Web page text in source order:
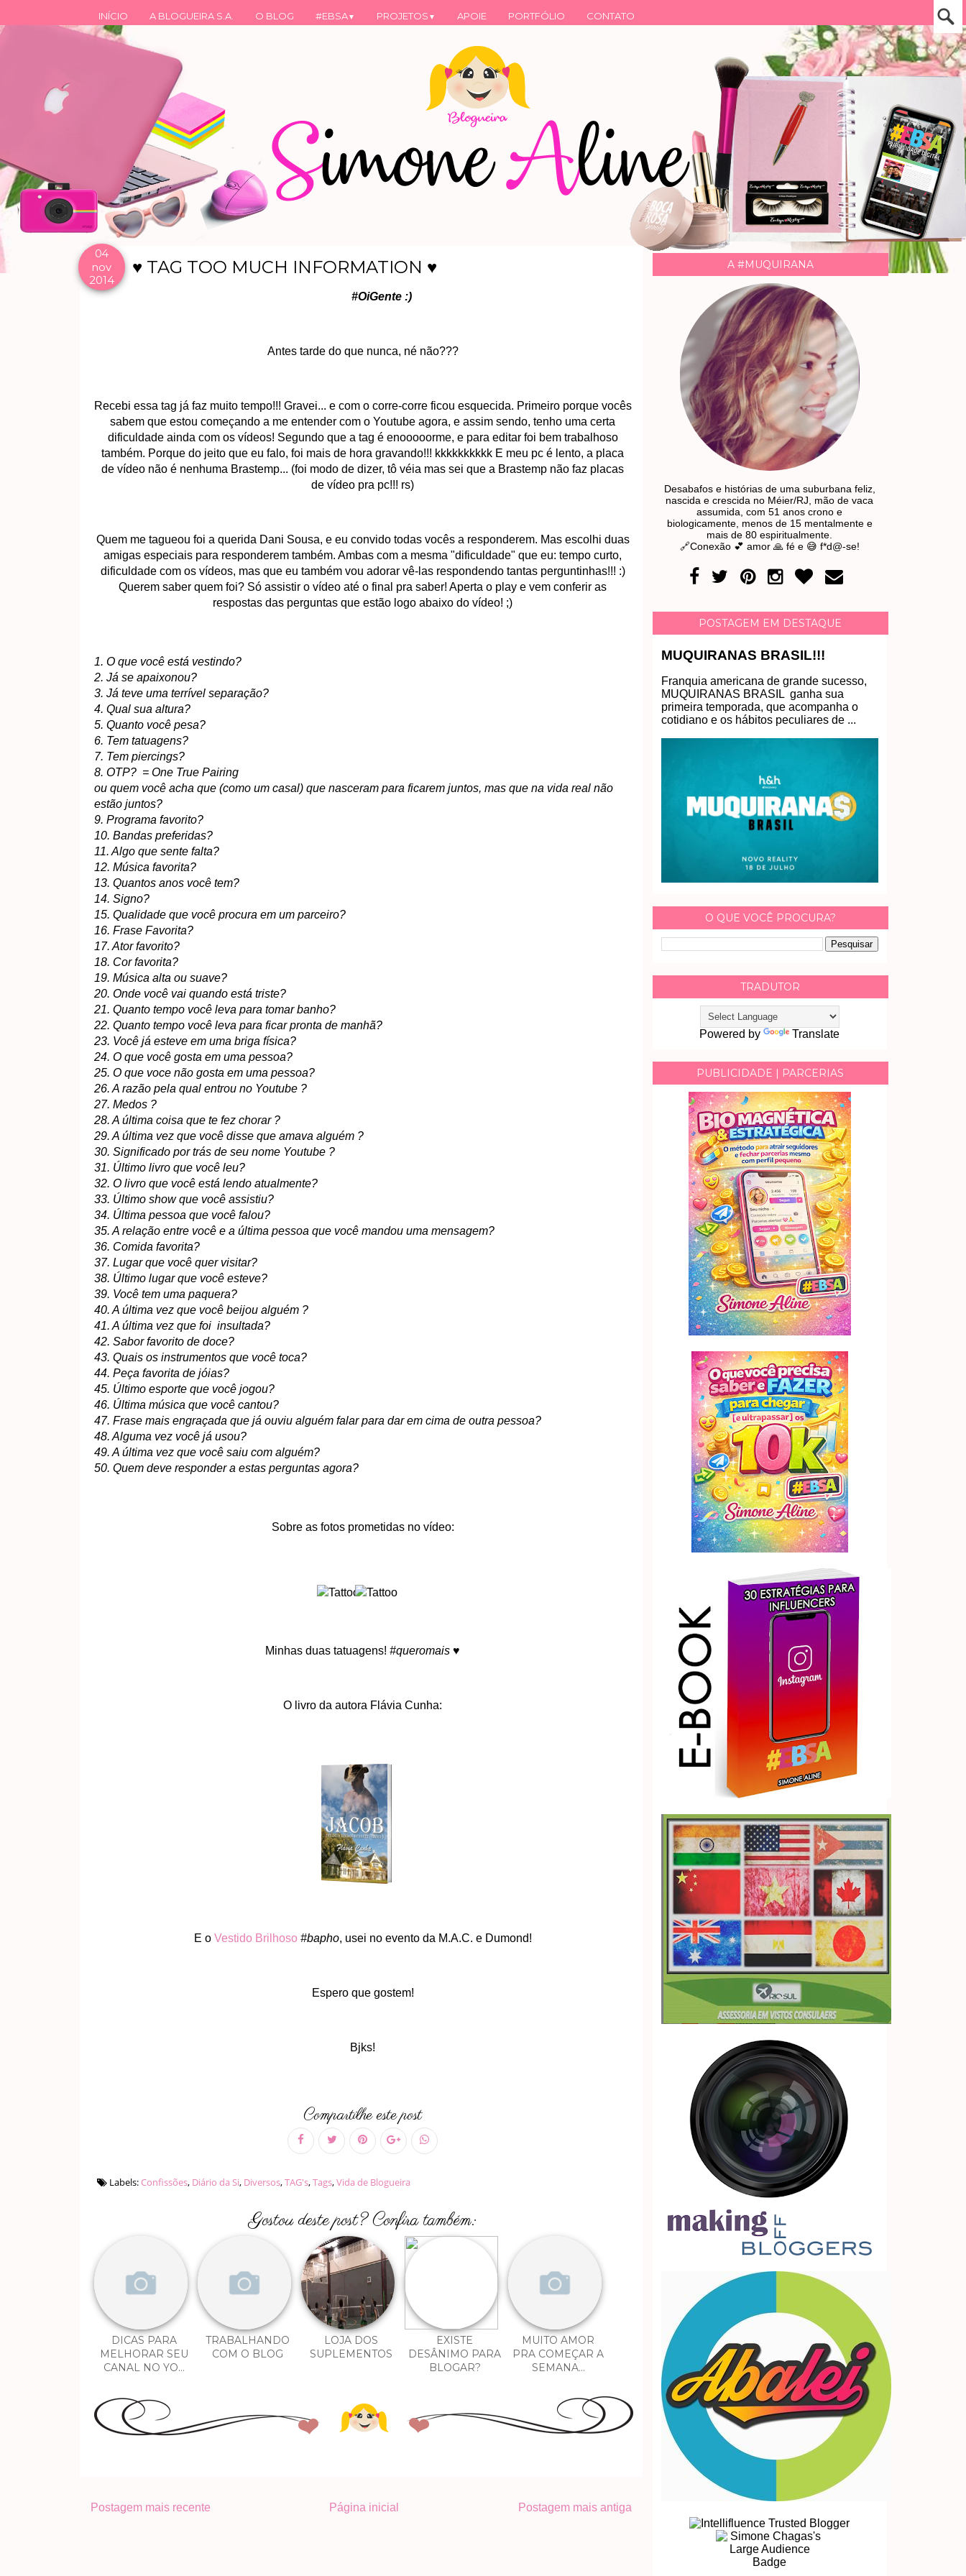
INÍCIO A BLOGUEIRA S.A. O BLOG #EBSA▼ PROJETOS ▼ APOIE PORTFÓLIO CONTATO
04
nov
2014
♥ TAG TOO MUCH INFORMATION ♥
#OiGente :)
Antes tarde do que nunca, né não???
Recebi essa tag já faz muito tempo!!! Gravei... e com o corre-corre ficou esquecida. Primeiro porque vocês
sabem que estou começando a me entender com o Youtube agora, e assim sendo, tenho uma certa
dificuldade ainda com os vídeos! Segundo que a tag é enooooorme, e para editar foi bem trabalhoso
também. Porque do jeito que eu falo, foi mais de hora gravando!!! kkkkkkkkkk E meu pc é lento, a placa
de vídeo não é nenhuma Brastemp... (foi modo de dizer, tô véia mas sei que a Brastemp não faz placas
de vídeo pra pc!!! rs)
Quem me tagueou foi a querida Dani Sousa, e eu convido todas vocês a responderem. Mas escolhi duas
amigas especiais para responderem também. Ambas com a mesma "dificuldade" que eu: tempo curto,
dificuldade com os vídeos, mas que eu também vou adorar vê-las respondendo tantas perguntinhas!!! :)
Querem saber quem foi? Só assistir o vídeo até o final pra saber! Aperta o play e vem conferir as
respostas das perguntas que estão logo abaixo do vídeo! ;)
1. O que você está vestindo?
2. Já se apaixonou?
3. Já teve uma terrível separação?
4. Qual sua altura?
5. Quanto você pesa?
6. Tem tatuagens?
7. Tem piercings?
8. OTP? = One True Pairing
ou quem você acha que (como um casal) que nasceram para ficarem juntos, mas que na vida real não
estão juntos?
9. Programa favorito?
10. Bandas preferidas?
11. Algo que sente falta?
12. Música favorita?
13. Quantos anos você tem?
14. Signo?
15. Qualidade que você procura em um parceiro?
16. Frase Favorita?
17. Ator favorito?
18. Cor favorita?
19. Música alta ou suave?
20. Onde você vai quando está triste?
21. Quanto tempo você leva para tomar banho?
22. Quanto tempo você leva para ficar pronta de manhã?
23. Você já esteve em uma briga física?
24. O que você gosta em uma pessoa?
25. O que voce não gosta em uma pessoa?
26. A razão pela qual entrou no Youtube ?
27. Medos ?
28. A última coisa que te fez chorar ?
29. A última vez que você disse que amava alguém ?
30. Significado por trás de seu nome Youtube ?
31. Último livro que você leu?
32. O livro que você está lendo atualmente?
33. Último show que você assistiu?
34. Última pessoa que você falou?
35. A relação entre você e a última pessoa que você mandou uma mensagem?
36. Comida favorita?
37. Lugar que você quer visitar?
38. Último lugar que você esteve?
39. Você tem uma paquera?
40. A última vez que você beijou alguém ?
41. A última vez que foi insultada?
42. Sabor favorito de doce?
43. Quais os instrumentos que você toca?
44. Peça favorita de jóias?
45. Último esporte que você jogou?
46. Última música que você cantou?
47. Frase mais engraçada que já ouviu alguém falar para dar em cima de outra pessoa?
48. Alguma vez você já usou?
49. A última vez que você saiu com alguém?
50. Quem deve responder a estas perguntas agora?
Sobre as fotos prometidas no vídeo:
Minhas duas tatuagens! #queromais ♥
O livro da autora Flávia Cunha:
E o Vestido Brilhoso #bapho, usei no evento da M.A.C. e Dumond!
Espero que gostem!
Bjks!
Compartilhe este post
Labels: Confissões, Diário da Si, Diversos,TAG's,Tags,Vida de Blogueira
Gostou deste post? Confira também:
DICAS PARA
MELHORAR SEU
CANAL NO YO...
TRABALHANDO
COM O BLOG
LOJA DOS
SUPLEMENTOS
EXISTE
DESÂNIMO PARA
BLOGAR?
MUITO AMOR
PRA COMEÇAR A
SEMANA...
Postagem mais recente Postagem mais antiga
Página inicial
A #MUQUIRANA
Desabafos e histórias de uma suburbana feliz,
nascida e crescida no Méier/RJ, mão de vaca
assumida, com 51 anos crono e
biologicamente, menos de 15 mentalmente e
mais de 80 espiritualmente.
🔗Conexão 💕 amor 🙏 fé e 😅 f*d@-se!
POSTAGEM EM DESTAQUE
MUQUIRANAS BRASIL!!!
Franquia americana de grande sucesso,
MUQUIRANAS BRASIL ganha sua
primeira temporada, que acompanha o
cotidiano e os hábitos peculiares de ...
O QUE VOCÊ PROCURA?
TRADUTOR
Powered by Translate
PUBLICIDADE | PARCERIAS